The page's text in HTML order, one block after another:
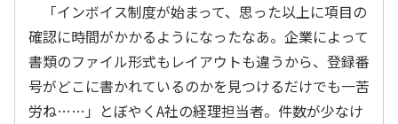
「インボイス制度が始まって、思った以上に項目の
確認に時間がかかるようになったなあ。企業によって
書類のファイル形式もレイアウトも違うから、登録番
号がどこに書かれているのかを見つけるだけでも一苦
労ね……」とぼやくA社の経理担当者。件数が少なけ